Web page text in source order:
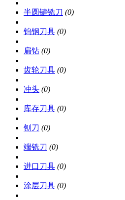
半圆键铣刀 (0)
钨钢刀具 (0)
扁钻 (0)
齿轮刀具 (0)
冲头 (0)
库存刀具 (0)
刨刀 (0)
端铣刀 (0)
进口刀具 (0)
涂层刀具 (0)